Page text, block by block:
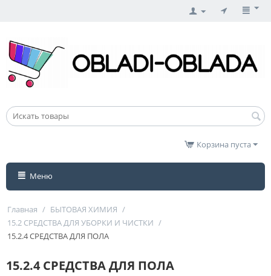
Корзина пуста
Меню
Главная / БЫТОВАЯ ХИМИЯ /
15.2 СРЕДСТВА ДЛЯ УБОРКИ И ЧИСТКИ /
15.2.4 СРЕДСТВА ДЛЯ ПОЛА
15.2.4 СРЕДСТВА ДЛЯ ПОЛА